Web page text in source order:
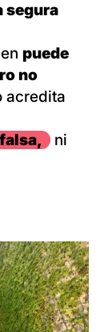
segura
puede
no
acredita
ni